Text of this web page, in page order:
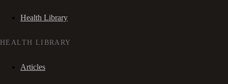
Health Library
HEALTH LIBRARY
Articles